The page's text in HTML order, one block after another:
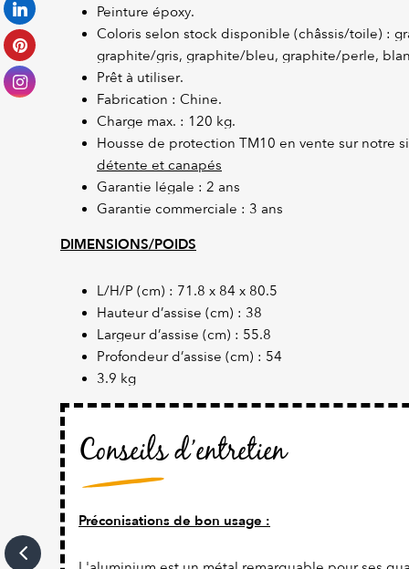
Peinture époxy.
Coloris selon stock disponible (châssis/toile) :
graphite/gris, graphite/bleu, graphite/perle,
Prêt à utiliser.
Fabrication : Chine.
Charge max. : 120 kg.
Housse de protection TM10 en vente sur notre
détente et canapés
Garantie légale : 2 ans
Garantie commerciale : 3 ans
DIMENSIONS/POIDS
L/H/P (cm) : 71.8 x 84 x 80.5
Hauteur d’assise (cm) : 38
Largeur d’assise (cm) : 55.8
Profondeur d’assise (cm) : 54
3.9 kg
Conseils d’entretien
Préconisations de bon usage :